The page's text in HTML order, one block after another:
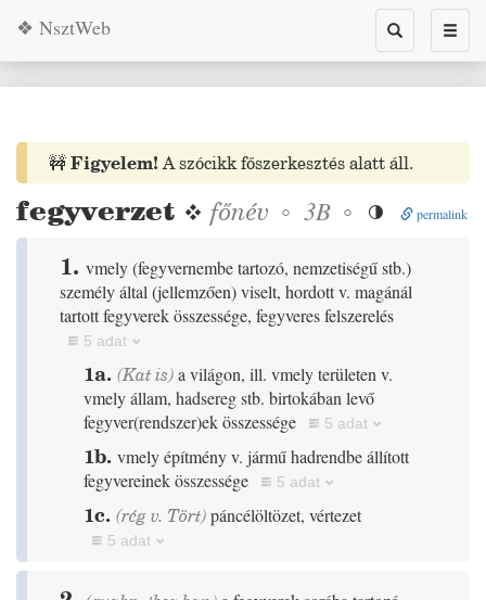
Toggle
search
❖ NsztWeb
🚧Figyelem!A szócikk főszerkesztés alatt áll.
fegyverzet ❖ főnév ◦ 3B ◦  permalink
1. vmely(fegyvernembe tartozó, nemzetiségű stb.)
személy által (jellemzően)viselt, hordott v. magánál
tartott fegyverek összessége, fegyveres felszerelés
5 adat
1a. (Katis)a világon, ill. vmely területen v.
vmely állam, hadsereg stb. birtokában levő
fegyver(rendszer)ek összessége 5 adat
1b. vmely építmény v. jármű hadrendbe állított
fegyvereinek összessége
5 adat
1c. (régv. Tört)páncélöltözet, vértezet
5 adat